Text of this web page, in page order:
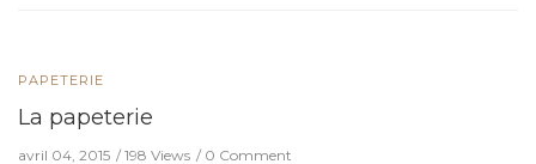
PAPETERIE
La papeterie
avril 04, 2015 198 Views 0 Comment